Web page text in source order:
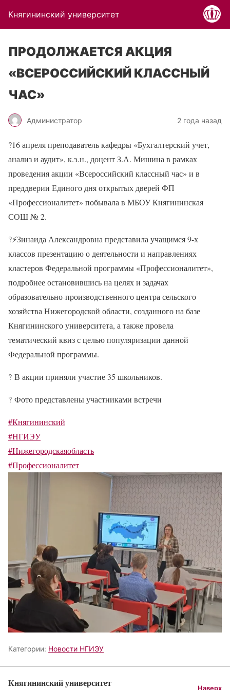
Княгининский университет
ПРОДОЛЖАЕТСЯ АКЦИЯ
«ВСЕРОССИЙСКИЙ КЛАССНЫЙ
ЧАС»
Администратор 2 года назад
?16 апреля преподаватель кафедры «Бухгалтерский учет,
анализ и аудит», к.э.н., доцент З.А. Мишина в рамках
проведения акции «Всероссийский классный час» и в
преддверии Единого дня открытых дверей ФП
«Профессионалитет» побывала в МБОУ Княгининская
СОШ № 2.
?⚡Зинаида Александровна представила учащимся 9-х
классов презентацию о деятельности и направлениях
кластеров Федеральной программы «Профессионалитет»,
подробнее остановившись на целях и задачах
образовательно-производственного центра сельского
хозяйства Нижегородской области, созданного на базе
Княгининского университета, а также провела
тематический квиз с целью популяризации данной
Федеральной программы.
? В акции приняли участие 35 школьников.
? Фото представлены участниками встречи
#Княгининский
#НГИЭУ
#Нижегородскаяобласть
#Профессионалитет
Категории: Новости НГИЭУ
Княгининский университет Наверх